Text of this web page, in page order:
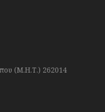
(Μ.Η.Τ.) 262014